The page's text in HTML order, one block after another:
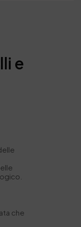
e
che